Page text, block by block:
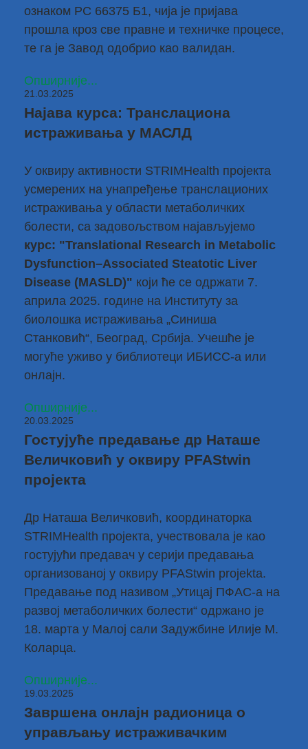
ознаком РС 66375 Б1, чија је пријава
прошла кроз све правне и техничке процесе,
те га је Завод одобрио као валидан.
Опширније...
21.03.2025
Најава курса: Транслациона
истраживања у МАСЛД
У оквиру активности STRIMHealth пројекта
усмерених на унапређење транслационих
истраживања у области метаболичких
болести, са задовољством најављујемо
курс: "Translational Research in Metabolic
Dysfunction–Associated Steatotic Liver
Disease (MASLD)" који ће се одржати 7.
априла 2025. године на Институту за
биолошка истраживања „Синиша
Станковић“, Београд, Србија. Учешће је
могуће уживо у библиотеци ИБИСС-a или
онлајн.
Опширније...
20.03.2025
Гостујуће предавање др Наташе
Величковић у оквиру PFAStwin
пројекта
Др Наташа Величковић, координаторка
STRIMHealth пројекта, учествовала је као
гостујући предавач у серији предавања
организованој у оквиру PFAStwin projekta.
Предавање под називом „Утицај ПФАС-а на
развој метаболичких болести“ одржано је
18. марта у Малој сали Задужбине Илије М.
Коларца.
Опширније...
19.03.2025
Завршена онлајн радионица о
управљању истраживачким